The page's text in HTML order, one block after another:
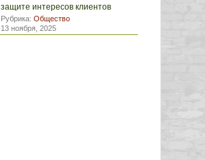
защите интересов клиентов
Рубрика: Общество
13 ноября, 2025